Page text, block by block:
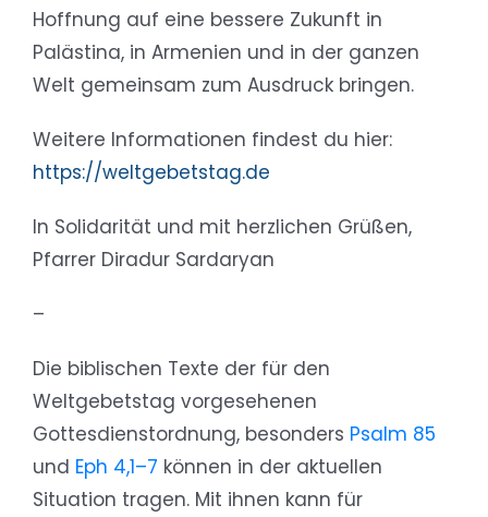
Hoffnung auf eine bessere Zukunft in
Palästina, in Armenien und in der ganzen
Welt gemeinsam zum Ausdruck bringen.
Weitere Informationen findest du hier:
https://weltgebetstag.de
In Solidarität und mit herzlichen Grüßen,
Pfarrer Diradur Sardaryan
–
Die biblischen Texte der für den
Weltgebetstag vorgesehenen
Gottesdienstordnung, besonders Psalm 85
und Eph 4,1–7 können in der aktuellen
Situation tragen. Mit ihnen kann für